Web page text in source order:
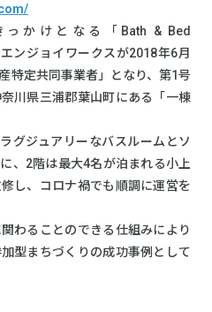
っかけとなる「Bath & Bed
ンジョイワークスが2018年6月
特定共同事業者」となり、第1号
川県三浦郡葉山町にある「一棟
グジュアリーなバスルームとソ
、2階は最大4名が泊まれる小上
し、コロナ禍でも順調に運営を
わることのできる仕組みにより
型まちづくりの成功事例として